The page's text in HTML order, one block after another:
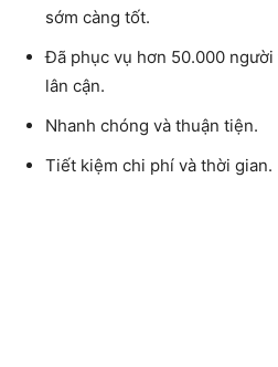
sớm càng tốt.
Đã phục vụ hơn 50.000 người
lân cận.
Nhanh chóng và thuận tiện.
Tiết kiệm chi phí và thời gian.